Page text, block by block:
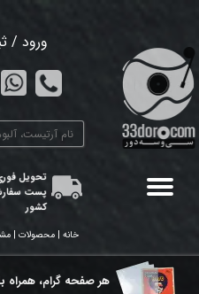
ورود /
تغییر گذر واژه
سفارشات
تحویل
پست
کشور
خانه | محصولات |
هر ​صفحه گرام، همراه